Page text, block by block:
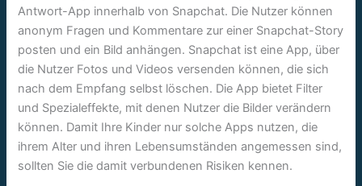
Antwort-App innerhalb von Snapchat. Die Nutzer können
anonym Fragen und Kommentare zur einer Snapchat-Story
posten und ein Bild anhängen. Snapchat ist eine App, über
die Nutzer Fotos und Videos versenden können, die sich
nach dem Empfang selbst löschen. Die App bietet Filter
und Spezialeffekte, mit denen Nutzer die Bilder verändern
können. Damit Ihre Kinder nur solche Apps nutzen, die
ihrem Alter und ihren Lebensumständen angemessen sind,
sollten Sie die damit verbundenen Risiken kennen.